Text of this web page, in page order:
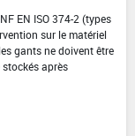
EN ISO 374-2 (types
sur le matériel
gants ne doivent être
après